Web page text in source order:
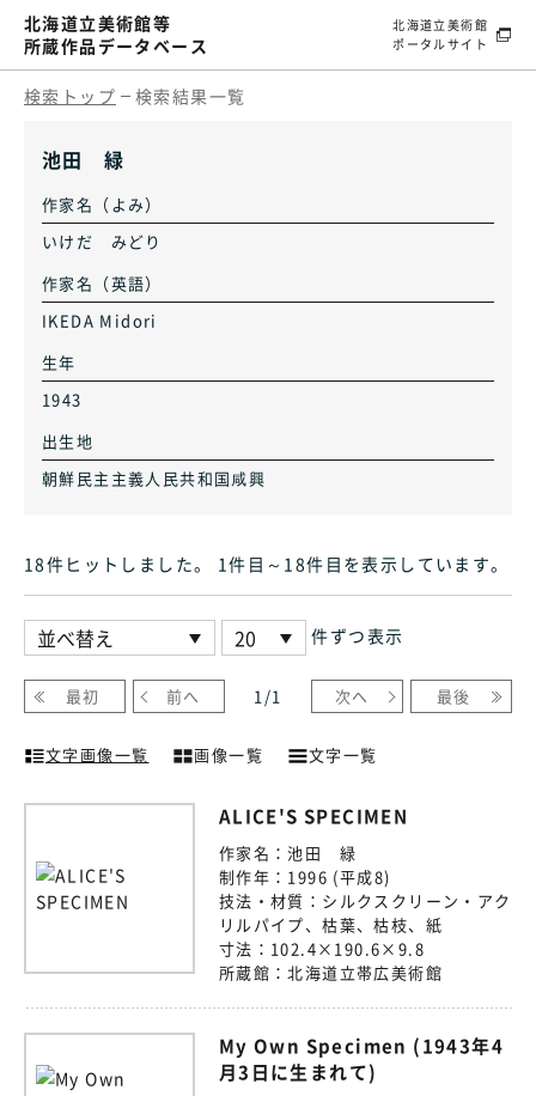
北海道立美術館等
所蔵作品データベース
北海道立美術館
ポータルサイト
検索トップ 検索結果一覧
池田 緑
作家名（よみ）
いけだ みどり
作家名（英語）
IKEDA Midori
生年
1943
出生地
朝鮮民主主義人民共和国咸興
18件ヒット しました。 1件目～18件目 を表示しています。
件ずつ表示
最初 前へ 1 /1 次へ 最後
文字画像一覧 画像一覧 文字一覧
ALICE'S SPECIMEN
作家名：池田 緑
制作年： 1996 (平成8)
技法・材質： シルクスクリーン・アク
リルパイプ、枯葉、枯枝、紙
寸法： 102.4×190.6×9.8
所蔵館：北海道立帯広美術館
My Own Specimen (1943年4
月3日に生まれて)